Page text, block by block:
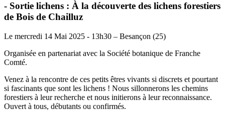
- Sortie lichens : À la découverte des lichens forestiers
de Bois de Chailluz
Le mercredi 14 Mai 2025 - 13h30 – Besançon (25)
Organisée en partenariat avec la Société botanique de Franche
Comté.
Venez à la rencontre de ces petits êtres vivants si discrets et pourtant
si fascinants que sont les lichens ! Nous sillonnerons les chemins
forestiers à leur recherche et nous initierons à leur reconnaissance.
Ouvert à tous, débutants ou confirmés.